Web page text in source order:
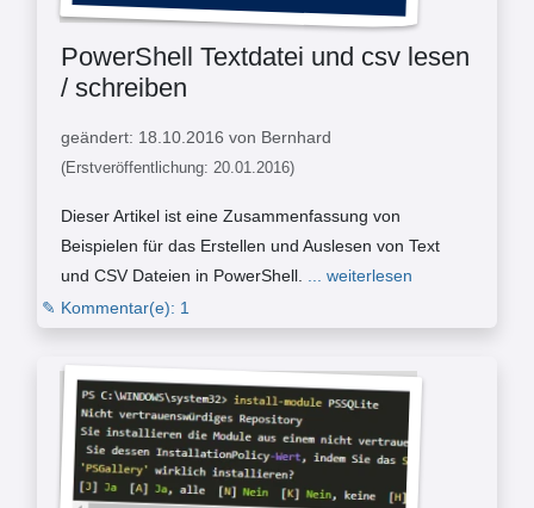
PowerShell Textdatei und csv lesen
/ schreiben
geändert: 18.10.2016 von Bernhard
(Erstveröffentlichung: 20.01.2016)
Dieser Artikel ist eine Zusammenfassung von
Beispielen für das Erstellen und Auslesen von Text
und CSV Dateien in PowerShell. ... weiterlesen
✎ Kommentar(e): 1